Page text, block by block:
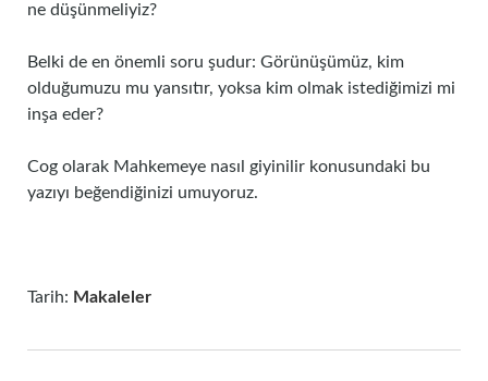
ne düşünmeliyiz?
Belki de en önemli soru şudur: Görünüşümüz, kim
olduğumuzu mu yansıtır, yoksa kim olmak istediğimizi mi
inşa eder?
Cog olarak Mahkemeye nasıl giyinilir konusundaki bu
yazıyı beğendiğinizi umuyoruz.
Tarih: Makaleler